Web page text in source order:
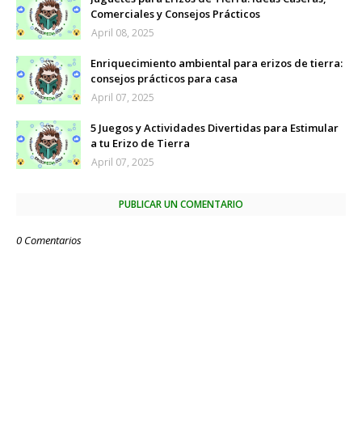
Comerciales y Consejos Prácticos
April 08, 2025
Enriquecimiento ambiental para erizos de tierra:
consejos prácticos para casa
April 07, 2025
5 Juegos y Actividades Divertidas para Estimular
a tu Erizo de Tierra
April 07, 2025
PUBLICAR UN COMENTARIO
0 Comentarios